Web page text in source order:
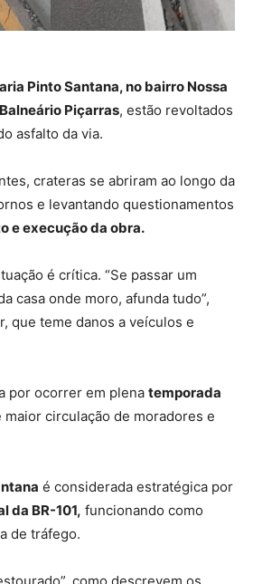
Pinto Santana, no bairro Nossa
Piçarras, estão revoltados
asfalto da via.
crateras se abriram ao longo da
e levantando questionamentos
e execução da obra.
é crítica. “Se passar um
casa onde moro, afunda tudo”,
que teme danos a veículos e
por ocorrer em plena temporada
maior circulação de moradores e
é considerada estratégica por
da BR-101, funcionando como
de tráfego.